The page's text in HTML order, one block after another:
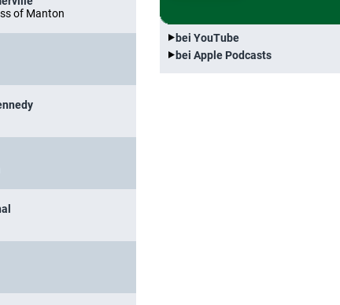
of Manton
bei YouTube
bei Apple Podcasts